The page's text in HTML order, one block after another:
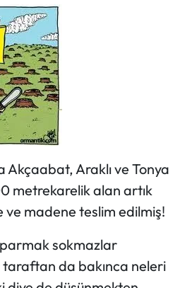
Akçaabat, Araklı ve Tonya
metrekarelik alan artık
madene teslim edilmiş!
sokmazlar
da bakınca neleri